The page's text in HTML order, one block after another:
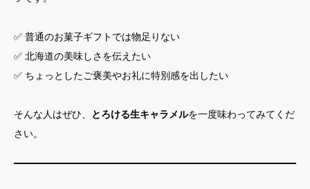
✅ 普通のお菓子ギフトでは物足りない
✅ 北海道の美味しさを伝えたい
✅ ちょっとしたご褒美やお礼に特別感を出したい
そんな人はぜひ、 とろける生キャラメルを一度味わってみてくだ
さい。